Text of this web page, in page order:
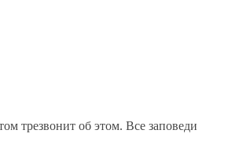
трезвонит об этом. Все заповеди